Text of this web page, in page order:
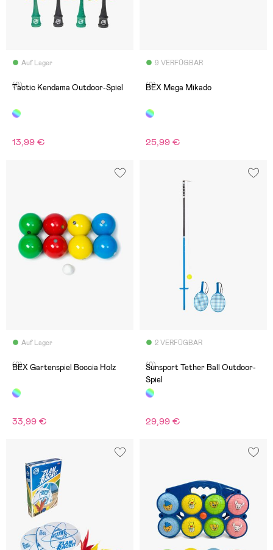
Auf Lager
(0)
Tactic Kendama Outdoor-Spiel
13,99 €
9 VERFÜGBAR
(0)
BEX Mega Mikado
25,99 €
Auf Lager
(0)
BEX Gartenspiel Boccia Holz
33,99 €
2 VERFÜGBAR
(0)
Sunsport Tether Ball Outdoor-
Spiel
29,99 €